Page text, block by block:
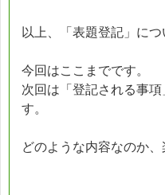
以上、「表題登記」に
今回はここまでです。
次回は「登記される事
す。
どのような内容なのか、